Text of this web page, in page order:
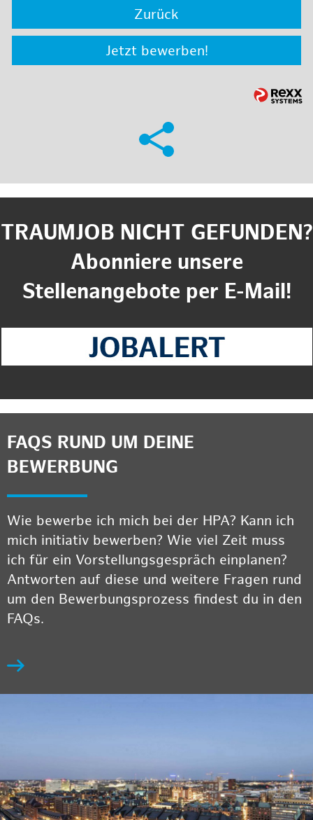
Zurück
Jetzt bewerben!
TRAUMJOB NICHT GEFUNDEN?
Abonniere unsere
Stellenangebote per E-Mail!
FAQS RUND UM DEINE
BEWERBUNG
Wie bewerbe ich mich bei der HPA? Kann ich
mich initiativ bewerben? Wie viel Zeit muss
ich für ein Vorstellungsgespräch einplanen?
Antworten auf diese und weitere Fragen rund
um den Bewerbungsprozess findest du in den
FAQs.